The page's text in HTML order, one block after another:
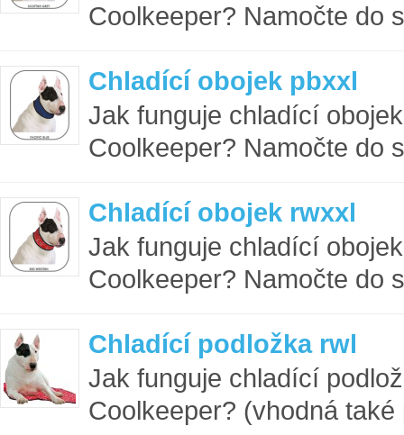
Coolkeeper? Namočte do
Chladící obojek pbxxl
Jak funguje chladící
Coolkeeper? Namočte do
Chladící obojek rwxxl
Jak funguje chladící
Coolkeeper? Namočte do
Chladící podložka rwl
Jak funguje chladící
Coolkeeper? (vhodná